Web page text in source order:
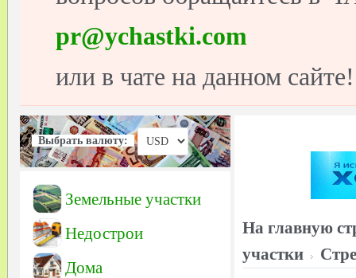
pr@ychastki.com
или в чате на данном сайте!
Выбрать валюту:
Земельные участки
Недострои
Дома
На главную
участки